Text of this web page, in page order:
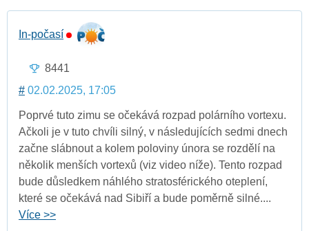
In-počasí
8441
# 02.02.2025, 17:05
Poprvé tuto zimu se očekává rozpad polárního vortexu.
Ačkoli je v tuto chvíli silný, v následujících sedmi dnech
začne slábnout a kolem poloviny února se rozdělí na
několik menších vortexů (viz video níže). Tento rozpad
bude důsledkem náhlého stratosférického oteplení,
které se očekává nad Sibiří a bude poměrně silné....
Více >>